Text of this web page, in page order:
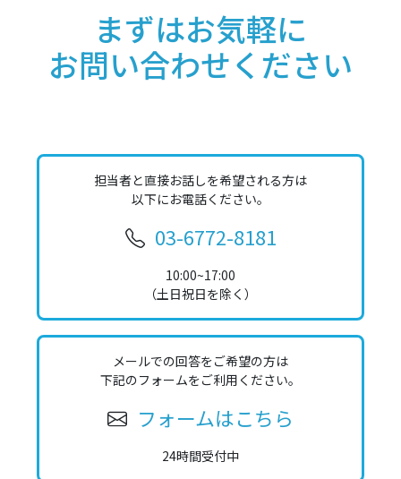
まずはお気軽に
お問い合わせください
担当者と直接お話しを希望される方は
以下にお電話ください。
03-6772-8181
10:00~17:00
（土日祝日を除く）
メールでの回答をご希望の方は
下記のフォームをご利用ください。
フォームはこちら
24時間受付中